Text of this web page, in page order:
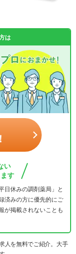
は
い
す
日休みの調剤薬局」と
済みの方に優先的にご
が掲載されないことも
人を無料でご紹介。大手